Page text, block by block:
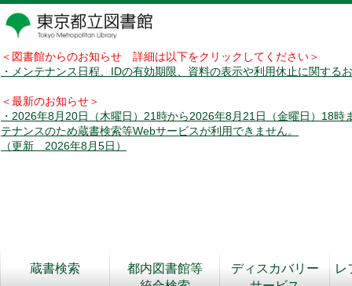
＜図書館からのお知らせ 詳細は以下をクリックしてください＞
・メンテナンス日程、IDの有効期限、資料の表示や利用休止に関する
＜最新のお知らせ＞
・2026年8月20日（木曜日）21時から2026年8月21日（金曜日）18時
テナンスのため蔵書検索等Webサービスが利用できません。
（更新 2026年8月5日）
蔵書検索
都内図書館等
ディスカバリー
レ